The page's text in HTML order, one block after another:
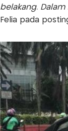
belakang. Dalam
Felia pada